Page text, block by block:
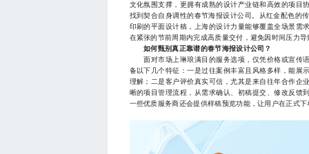
文化氛围支撑，更拥有成熟的设计产业链和高效的项目
找到契合自身调性的春节海报设计公司。从红金配色的
印刷的平面设计稿，上海的设计力量能够覆盖全场景需
在紧张的节前周期内完成高质量交付，避免因时间压力
如何甄别真正靠谱的春节海报设计公司？
面对市场上琳琅满目的服务选项，仅凭价格或宣传
备以下几个特征：一是过往案例丰富且风格多样，能展
理解；二是客户评价真实可信，尤其是来自往年合作企
晰的项目管理流程，从需求确认、初稿提交、修改反馈
一些优质服务商还会提供样稿预览功能，让用户在正式